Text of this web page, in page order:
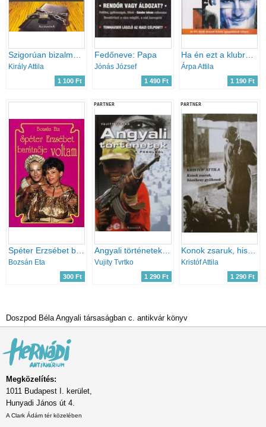
Király Attila
1 100 Ft
Fedőneve: Papa
Jónás József
1 490 Ft
Ha én ezt a klubról egyszer elmesélem
Árpa Attila
1 190 Ft
Spéter Erzsébet barátnője voltam
Bozsán Eta
300 Ft
PARTNER
Angyali történetek a pokolból
Vujity Tvrtko
1 290 Ft
PARTNER
Konok zsaruk, hiszékeny gyilkosok
Kristóf Attila
1 290 Ft
Doszpod Béla Angyali társaságban c. antikvár könyv
Megközelítés:
1011 Budapest I. kerület,
Hunyadi János út 4.
A Clark Ádám tér közelében